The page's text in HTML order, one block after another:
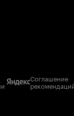
Соглашение